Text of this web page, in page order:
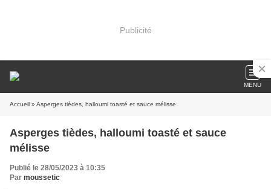
Publicité
MENU
Accueil » Asperges tièdes, halloumi toasté et sauce mélisse
Asperges tièdes, halloumi toasté et sauce
mélisse
Publié le 28/05/2023 à 10:35
Par moussetic